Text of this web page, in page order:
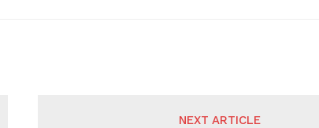
NEXT ARTICLE